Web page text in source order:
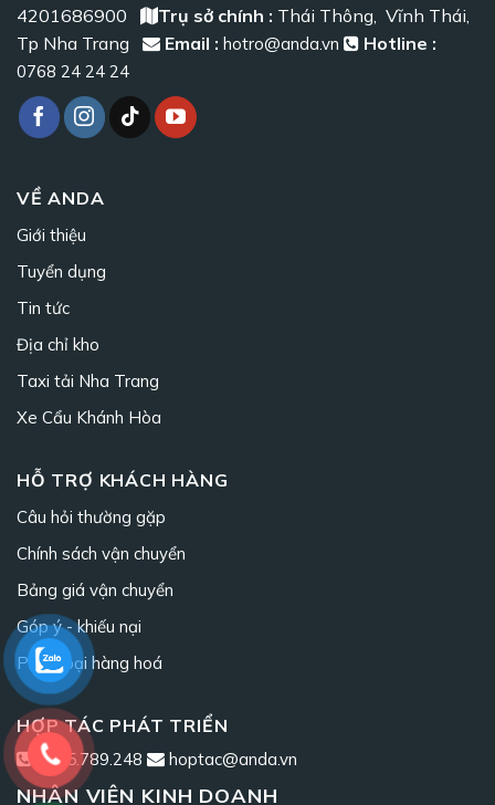
4201686900
Trụ sở chính : Thái Thông, Vĩnh Thái,
Tp Nha Trang
Email : hotro@anda.vn Hotline :
0768 24 24 24
VỀ ANDA
Giới thiệu
Tuyển dụng
Tin tức
Địa chỉ kho
Taxi tải Nha Trang
Xe Cẩu Khánh Hòa
HỖ TRỢ KHÁCH HÀNG
Câu hỏi thường gặp
Chính sách vận chuyển
Bảng giá vận chuyển
Góp ý - khiếu nại
Phân loại hàng hoá
HỢP TÁC PHÁT TRIỂN
0965.789.248 hoptac@anda.vn
NHÂN VIÊN KINH DOANH